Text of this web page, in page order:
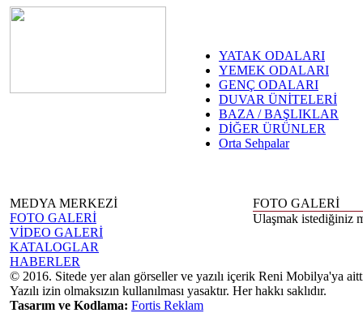
YATAK ODALARI
YEMEK ODALARI
GENÇ ODALARI
DUVAR ÜNİTELERİ
BAZA / BAŞLIKLAR
DİĞER ÜRÜNLER
Orta Sehpalar
MEDYA MERKEZİ
FOTO GALERİ
VİDEO GALERİ
KATALOGLAR
HABERLER
FOTO GALERİ
Ulaşmak istediğiniz
© 2016. Sitede yer alan görseller ve yazılı içerik Reni Mobilya'ya
Yazılı izin olmaksızın kullanılması yasaktır. Her hakkı saklıdır.
Tasarım ve Kodlama: Fortis Reklam